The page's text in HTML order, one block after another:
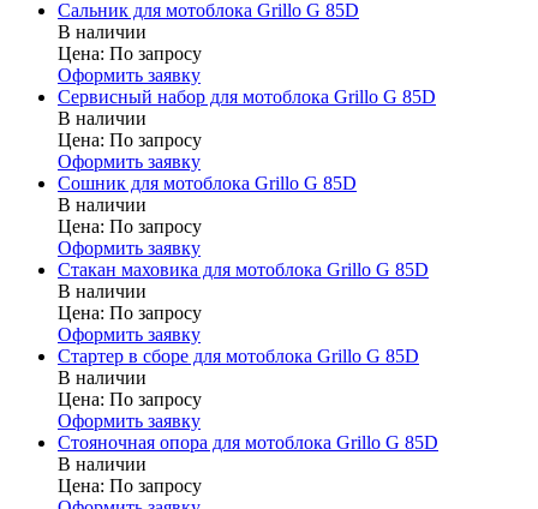
Сальник для мотоблока Grillo G 85D
В наличии
Цена: По запросу
Оформить заявку
Сервисный набор для мотоблока Grillo G 85D
В наличии
Цена: По запросу
Оформить заявку
Сошник для мотоблока Grillo G 85D
В наличии
Цена: По запросу
Оформить заявку
Стакан маховика для мотоблока Grillo G 85D
В наличии
Цена: По запросу
Оформить заявку
Стартер в сборе для мотоблока Grillo G 85D
В наличии
Цена: По запросу
Оформить заявку
Стояночная опора для мотоблока Grillo G 85D
В наличии
Цена: По запросу